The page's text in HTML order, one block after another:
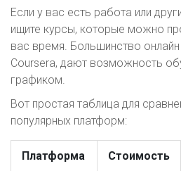
Если у вас есть работа или
ищите курсы, которые можно
вас время. Большинство
Coursera, дают возможность
графиком.
Вот простая таблица для
популярных платформ:
Платформа Стоимость